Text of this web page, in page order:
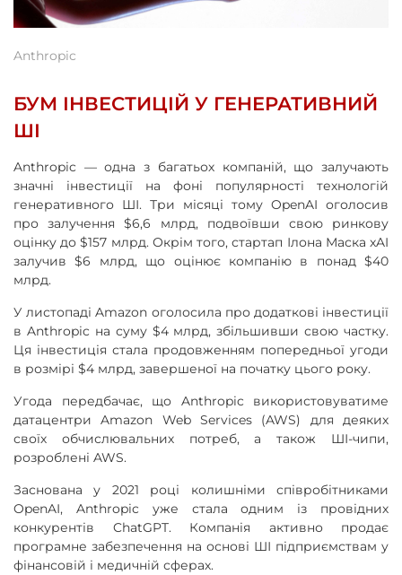
Anthropic
БУМ ІНВЕСТИЦІЙ У ГЕНЕРАТИВНИЙ
ШІ
Anthropic — одна з багатьох компаній, що залучають
значні інвестиції на фоні популярності технологій
генеративного ШІ. Три місяці тому OpenAI оголосив
про залучення $6,6 млрд, подвоївши свою ринкову
оцінку до $157 млрд. Окрім того, стартап Ілона Маска xAI
залучив $6 млрд, що оцінює компанію в понад $40
млрд.
У листопаді Amazon оголосила про додаткові інвестиції
в Anthropic на суму $4 млрд, збільшивши свою частку.
Ця інвестиція стала продовженням попередньої угоди
в розмірі $4 млрд, завершеної на початку цього року.
Угода передбачає, що Anthropic використовуватиме
датацентри Amazon Web Services (AWS) для деяких
своїх обчислювальних потреб, а також ШІ-чипи,
розроблені AWS.
Заснована у 2021 році колишніми співробітниками
OpenAI, Anthropic уже стала одним із провідних
конкурентів ChatGPT. Компанія активно продає
програмне забезпечення на основі ШІ підприємствам у
фінансовій і медичній сферах.